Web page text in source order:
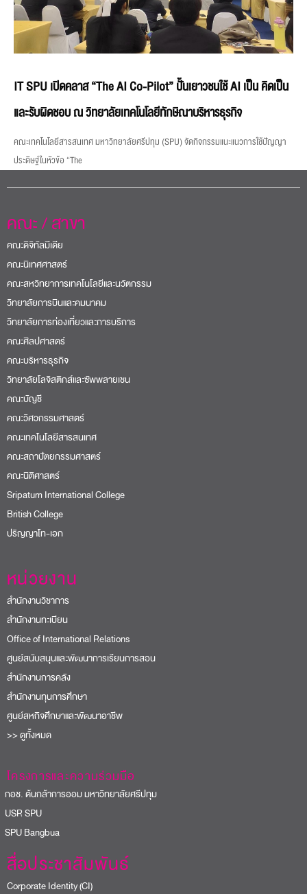
IT SPU เปิดคลาส “The AI Co-Pilot” ปั้นเยาวชนใช้ AI เป็น คิดเป็น
และรับผิดชอบ ณ วิทยาลัยเทคโนโลยีทักษิณาบริหารธุรกิจ
คณะเทคโนโลยีสารสนเทศ มหาวิทยาลัยศรีปทุม (SPU) จัดกิจกรรมแนะแนวการใช้ปัญญา
ประดิษฐ์ในหัวข้อ “The
คณะ / สาขา
คณะดิจิทัลมีเดีย
คณะนิเทศศาสตร์
คณะสหวิทยาการเทคโนโลยีและนวัตกรรม
วิทยาลัยการบินและคมนาคม
วิทยาลัยการท่องเที่ยวและการบริการ
คณะศิลปศาสตร์
คณะบริหารธุรกิจ
วิทยาลัยโลจิสติกส์และซัพพลายเชน
คณะบัญชี
คณะวิศวกรรมศาสตร์
คณะเทคโนโลยีสารสนเทศ
คณะสถาปัตยกรรมศาสตร์
คณะนิติศาสตร์
Sripatum International College
British College
ปริญญาโท-เอก
หน่วยงาน
สำนักงานวิชาการ
สำนักงานทะเบียน
Office of International Relations
ศูนย์สนับสนุนและพัฒนาการเรียนการสอน
สำนักงานการคลัง
สำนักงานทุนการศึกษา
ศูนย์สหกิจศึกษาและพัฒนาอาชีพ
>> ดูทั้งหมด
โครงการและความร่วมมือ
ช. ต้นกล้าการออม มหาวิทยาลัยศรีปทุม
SPU
Bangbua
สื่อประชาสัมพันธ์
Corporate Identity (CI)